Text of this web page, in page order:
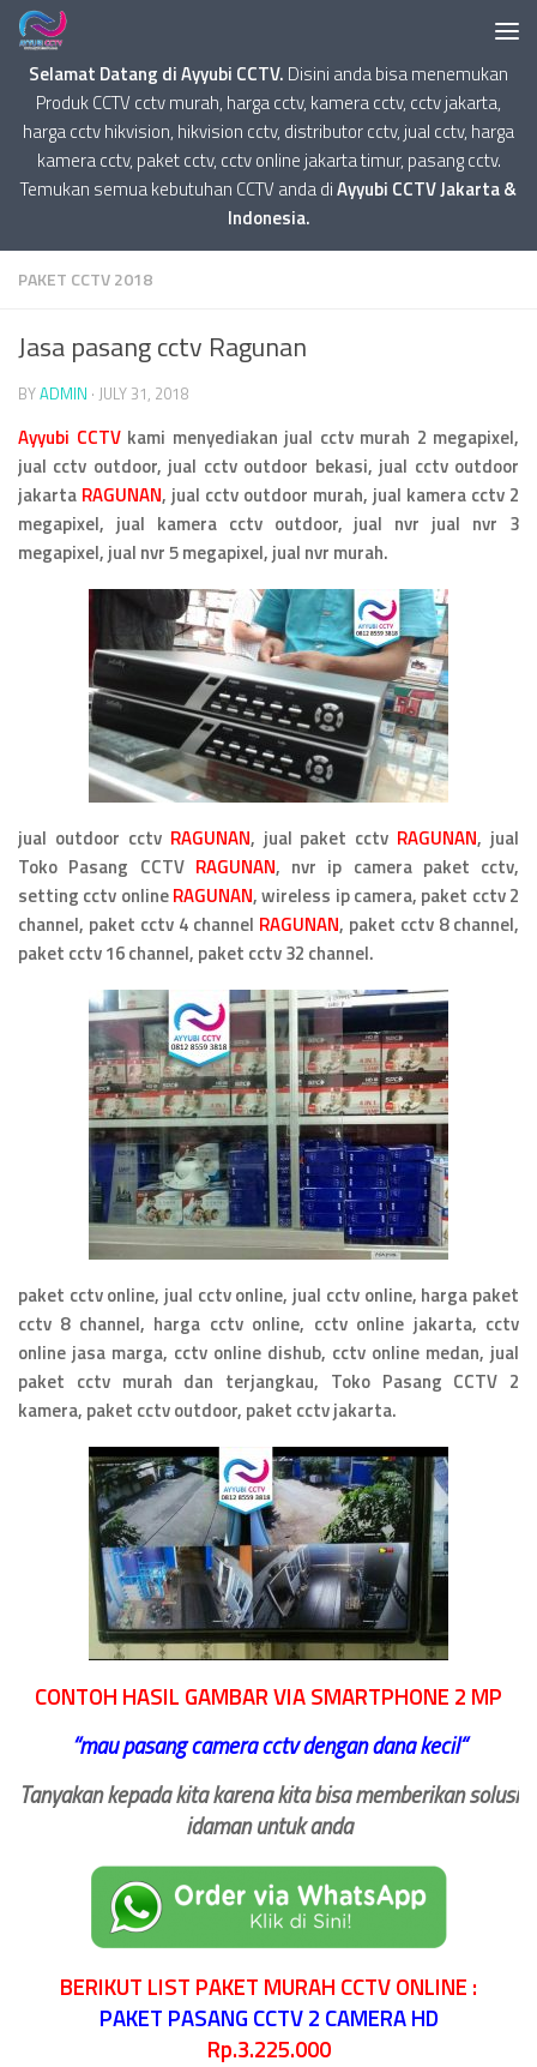
Selamat Datang di Ayyubi CCTV. Disini anda bisa menemukan
Produk CCTV cctv murah, harga cctv, kamera cctv, cctv jakarta,
harga cctv hikvision, hikvision cctv, distributor cctv, jual cctv, harga
kamera cctv, paket cctv, cctv online jakarta timur, pasang cctv.
Temukan semua kebutuhan CCTV anda diAyyubi CCTV Jakarta &
Indonesia.
PAKET CCTV 2018
Jasa pasang cctv Ragunan
BYADMIN · JULY 31, 2018
Ayyubi CCTVkami menyediakan jual cctv murah 2 megapixel,
jual cctv outdoor, jual cctv outdoor bekasi, jual cctv outdoor
jakarta RAGUNAN, jual cctv outdoor murah, jual kamera cctv 2
megapixel, jual kamera cctv outdoor, jual nvr jual nvr 3
megapixel, jual nvr 5 megapixel, jual nvr murah.
jual outdoor cctv RAGUNAN, jual paket cctv RAGUNAN, jual
Toko Pasang CCTV RAGUNAN, nvr ip camera paket cctv,
setting cctv onlineRAGUNAN, wireless ip camera, paket cctv 2
channel, paket cctv 4 channel RAGUNAN, paket cctv 8 channel,
paket cctv 16 channel, paket cctv 32 channel.
paket cctv online, jual cctv online, jual cctv online, harga paket
cctv 8 channel, harga cctv online, cctv online jakarta, cctv
online jasa marga, cctv online dishub, cctv online medan, jual
paket cctv murah dan terjangkau, Toko Pasang CCTV 2
kamera, paket cctv outdoor, paket cctv jakarta.
CONTOH HASIL GAMBAR VIA SMARTPHONE 2 MP
‘‘mau pasang camera cctv dengan dana kecil“
Tanyakan kepada kita karena kita bisa memberikan solusi
idaman untuk anda
BERIKUT LIST PAKET MURAH CCTV ONLINE :
PAKET PASANG CCTV 2 CAMERA HD
Rp.3.225.000